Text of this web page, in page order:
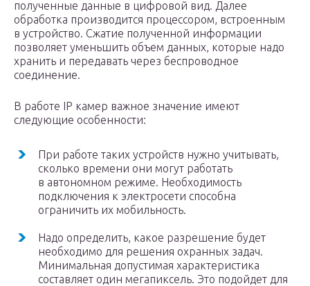
полученные данные в цифровой вид. Далее
обработка производится процессором, встроенным
в устройство. Сжатие полученной информации
позволяет уменьшить объем данных, которые надо
хранить и передавать через беспроводное
соединение.
В работе IP камер важное значение имеют
следующие особенности:
При работе таких устройств нужно учитывать,
сколько времени они могут работать
в автономном режиме. Необходимость
подключения к электросети способна
ограничить их мобильность.
Надо определить, какое разрешение будет
необходимо для решения охранных задач.
Минимальная допустимая характеристика
составляет один мегапиксель. Это подойдет для